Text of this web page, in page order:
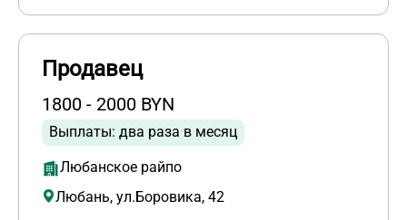
Продавец
1800 - 2000 BYN
Выплаты: два раза в месяц
Любанское райпо
Любань, ул.Боровика, 42